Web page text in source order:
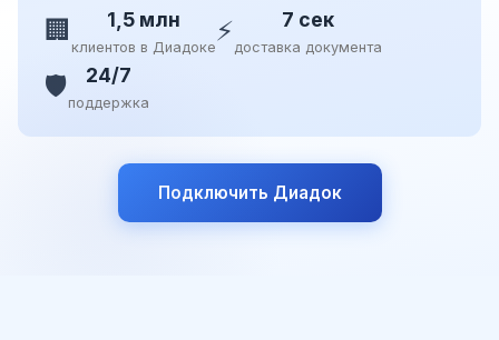
🏢 1,5 млн
клиентов в Диадоке⚡ 7 сек
доставка документа
🛡️ 24/7
поддержка
Подключить Диадок